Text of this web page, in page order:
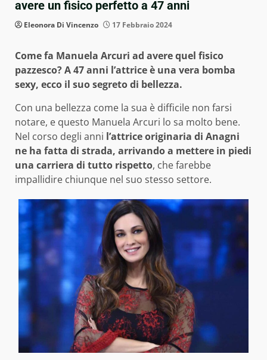
avere un fisico perfetto a 47 anni
Eleonora Di Vincenzo 17 Febbraio 2024
Come fa Manuela Arcuri ad avere quel fisico
pazzesco? A 47 anni l’attrice è una vera bomba
sexy, ecco il suo segreto di bellezza.
Con una bellezza come la sua è difficile non farsi
notare, e questo Manuela Arcuri lo sa molto bene.
Nel corso degli anni l’attrice originaria di Anagni
ne ha fatta di strada, arrivando a mettere in piedi
una carriera di tutto rispetto, che farebbe
impallidire chiunque nel suo stesso settore.